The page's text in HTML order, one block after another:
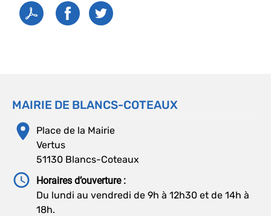
MAIRIE DE BLANCS-COTEAUX
Place de la Mairie
Vertus
51130 Blancs-Coteaux
Horaires d’ouverture :
Du lundi au vendredi de 9h à 12h30 et de 14h à
18h.